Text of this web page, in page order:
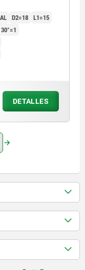
D2=18 L1=15
DETALLES